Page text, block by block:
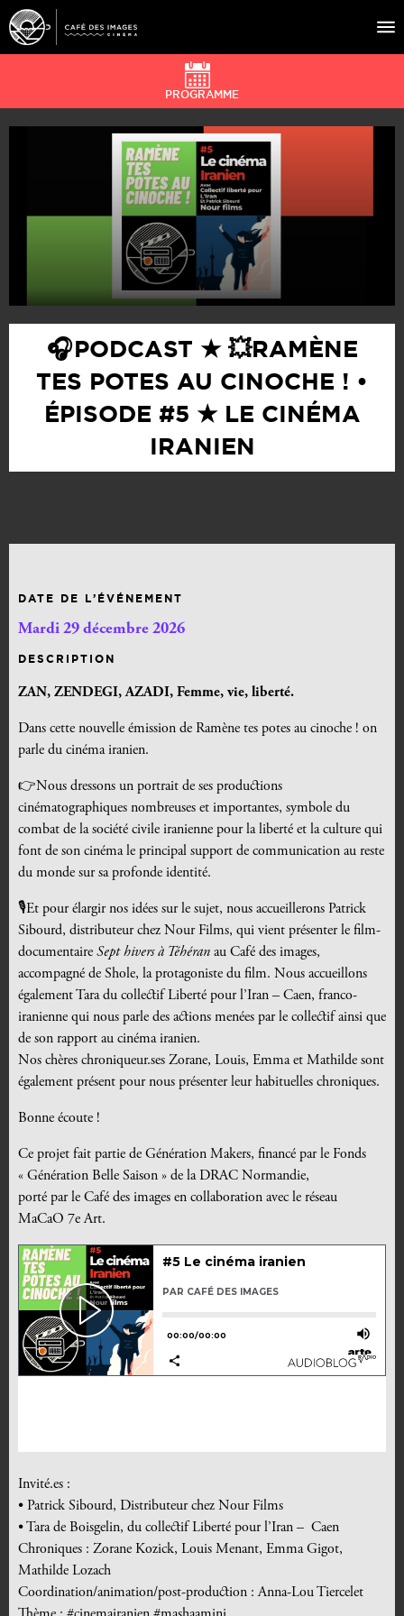
À L’AFFICHE
ÉVÉNEMENTS
CAFÉ DU CINÉ
PRATIQUE
ÉDUCATION AUX IMAGES
PROGRAMME
🎧 PODCAST ★ 💥RAMÈNE
TES POTES AU CINOCHE ! •
ÉPISODE #5 ★ LE CINÉMA
IRANIEN
DATE DE L’ÉVÉNEMENT
Mardi 29 décembre 2026
DESCRIPTION
ZAN, ZENDEGI, AZADI, Femme, vie, liberté.
Dans cette nouvelle émission de Ramène tes potes au cinoche ! on
parle du cinéma iranien.
👉Nous dressons un portrait de ses productions
cinématographiques nombreuses et importantes, symbole du
combat de la société civile iranienne pour la liberté et la culture qui
font de son cinéma le principal support de communication au reste
du monde sur sa profonde identité.
🎙️Et pour élargir nos idées sur le sujet, nous accueillerons Patrick
Sibourd, distributeur chez Nour Films, qui vient présenter le film-
documentaire Sept hivers à Téhéran au Café des images,
accompagné de Shole, la protagoniste du film. Nous accueillons
également Tara du collectif Liberté pour l’Iran – Caen, franco-
iranienne qui nous parle des actions menées par le collectif ainsi que
de son rapport au cinéma iranien.
Nos chères chroniqueur.ses Zorane, Louis, Emma et Mathilde sont
également présent pour nous présenter leur habituelles chroniques.
Bonne écoute !
Ce projet fait partie de Génération Makers, financé par le Fonds
« Génération Belle Saison » de la DRAC Normandie,
porté par le Café des images en collaboration avec le réseau
MaCaO 7e Art.
Invité.es :
• Patrick Sibourd, Distributeur chez Nour Films
• Tara de Boisgelin, du collectif Liberté pour l’Iran – Caen
Chroniques : Zorane Kozick, Louis Menant, Emma Gigot,
Mathilde Lozach
Coordination/animation/post-production : Anna-Lou Tiercelet